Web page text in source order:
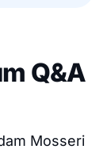
Q&A
Mosseri